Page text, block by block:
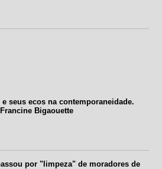
seus ecos na contemporaneidade.
Bigaouette
por "limpeza" de moradores de